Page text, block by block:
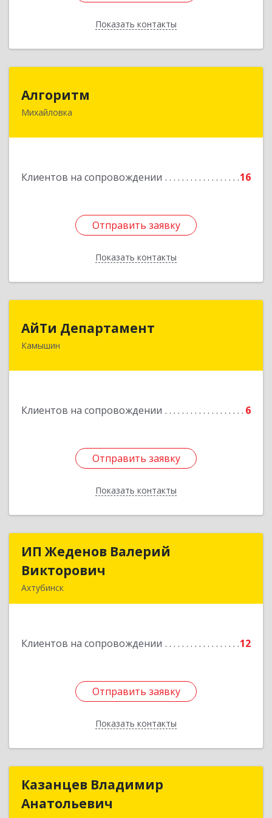
Показать контакты
Назад
Алгоритм
Михайловка
Клиентов на сопровождении 16
Отправить заявку
Показать контакты
Отправить заявку
Назад
АйТи Департамент
Камышин
Клиентов на сопровождении 6
Отправить заявку
Показать контакты
Отправить заявку
Назад
ИП Жеденов Валерий
Викторович
Ахтубинск
Клиентов на сопровождении 12
Отправить заявку
Показать контакты
ИП Жеденов Валерий
Подробнее
Отправить заявку
Назад
Казанцев Владимир
Анатольевич
Казанцев Владимир